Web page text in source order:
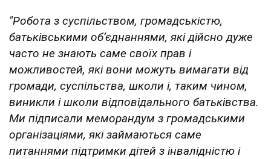
"Робота з суспільством, громадськістю,
батьківськими об’єднаннями, які дійсно дуже
часто не знають саме своїх прав і
можливостей, які вони можуть вимагати від
громади, суспільства, школи і, таким чином,
виникли і школи відповідального батьківства.
Ми підписали меморандум з громадськими
організаціями, які займаються саме
питаннями підтримки дітей з інвалідністю і